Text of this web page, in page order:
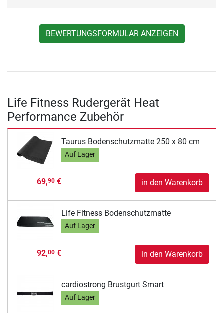
BEWERTUNGSFORMULAR ANZEIGEN
Life Fitness Rudergerät Heat
Performance Zubehör
Taurus Bodenschutzmatte 250 x 80 cm
Auf Lager
69,90€ in den Warenkorb
Life Fitness Bodenschutzmatte
Auf Lager
92,00€ in den Warenkorb
cardiostrong Brustgurt Smart
Auf Lager